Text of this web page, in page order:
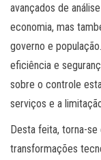
avançados de
economia, mas
governo e
eficiência e
sobre o controle
serviços e a
Desta feita, torna-se
transformações